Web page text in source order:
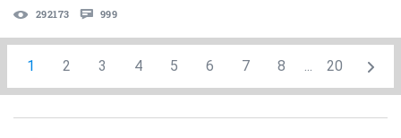
292173 999
1 2 3 4 5 6 7 8 ... 20